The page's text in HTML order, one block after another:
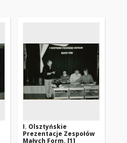
I. Olsztyńskie
Prezentacje Zespołów
Małych Form. [1]